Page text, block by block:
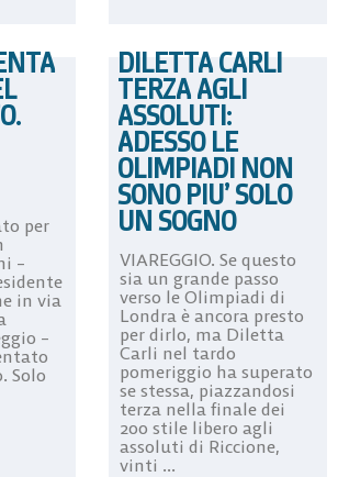
per
–
in via
–
Solo
DILETTA CARLI
TERZA AGLI
ASSOLUTI:
ADESSO LE
OLIMPIADI NON
SONO PIU’ SOLO
UN SOGNO
VIAREGGIO. Se questo
sia un grande passo
verso le Olimpiadi di
Londra è ancora presto
per dirlo, ma Diletta
Carli nel tardo
pomeriggio ha superato
se stessa, piazzandosi
terza nella finale dei
200 stile libero agli
assoluti di Riccione,
vinti ...